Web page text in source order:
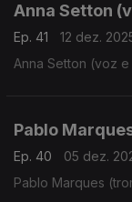
Anna Setton
Ep. 41
12 dez.
Anna Setton (voz
Pablo
Ep. 40
05 dez.
Pablo Marques